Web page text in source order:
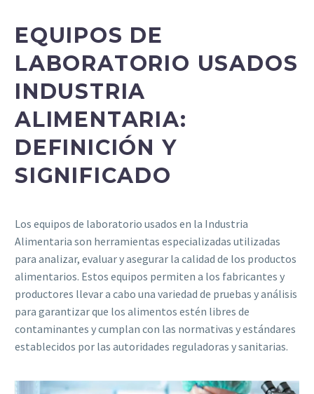
EQUIPOS DE
LABORATORIO USADOS
INDUSTRIA
ALIMENTARIA:
DEFINICIÓN Y
SIGNIFICADO
Los equipos de laboratorio usados en la Industria
Alimentaria son herramientas especializadas utilizadas
para analizar, evaluar y asegurar la calidad de los productos
alimentarios. Estos equipos permiten a los fabricantes y
productores llevar a cabo una variedad de pruebas y análisis
para garantizar que los alimentos estén libres de
contaminantes y cumplan con las normativas y estándares
establecidos por las autoridades reguladoras y sanitarias.